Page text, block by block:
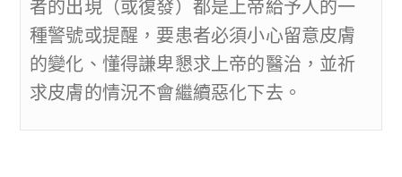
者的出現（或復發）都是上帝給予人的一
種警號或提醒，要患者必須小心留意皮膚
的變化、懂得謙卑懇求上帝的醫治，並祈
求皮膚的情況不會繼續惡化下去。